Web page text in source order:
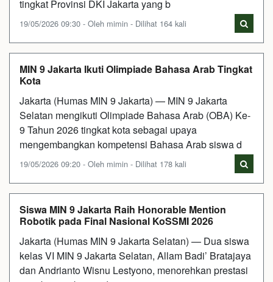
tingkat Provinsi DKI Jakarta yang b
19/05/2026 09:30 - Oleh mimin - Dilihat 164 kali
MIN 9 Jakarta Ikuti Olimpiade Bahasa Arab Tingkat
Kota
Jakarta (Humas MIN 9 Jakarta) — MIN 9 Jakarta
Selatan mengikuti Olimpiade Bahasa Arab (OBA) Ke-
9 Tahun 2026 tingkat kota sebagai upaya
mengembangkan kompetensi Bahasa Arab siswa d
19/05/2026 09:20 - Oleh mimin - Dilihat 178 kali
Siswa MIN 9 Jakarta Raih Honorable Mention
Robotik pada Final Nasional KoSSMI 2026
Jakarta (Humas MIN 9 Jakarta Selatan) — Dua siswa
kelas VI MIN 9 Jakarta Selatan, Allam Badi’ Bratajaya
dan Andrianto Wisnu Lestyono, menorehkan prestasi